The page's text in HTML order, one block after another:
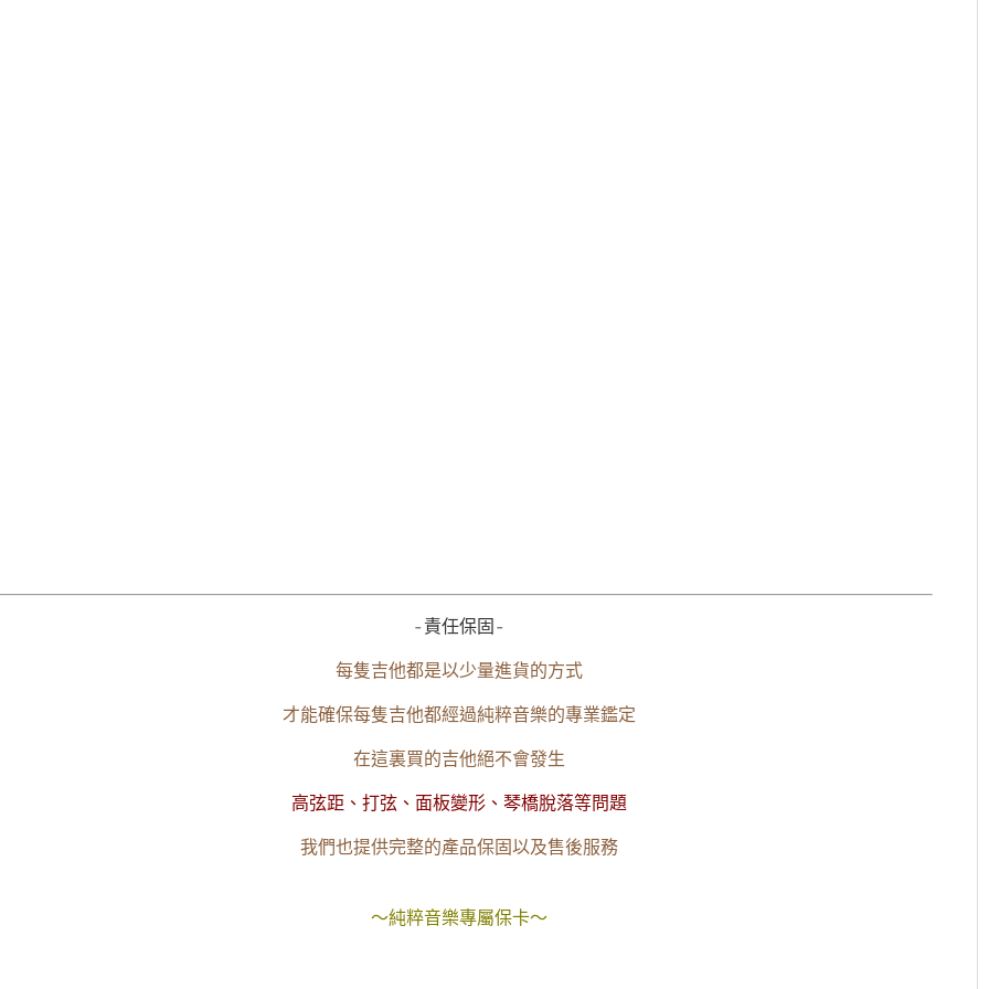
-責任保固-
每隻吉他都是以少量進貨的方式
才能確保每隻吉他都經過純粹音樂的專業鑑定
在這裏買的吉他絕不會發生
高弦距、打弦、面板變形、琴橋脫落等問題
我們也提供完整的產品保固以及售後服務
～純粹音樂專屬保卡～